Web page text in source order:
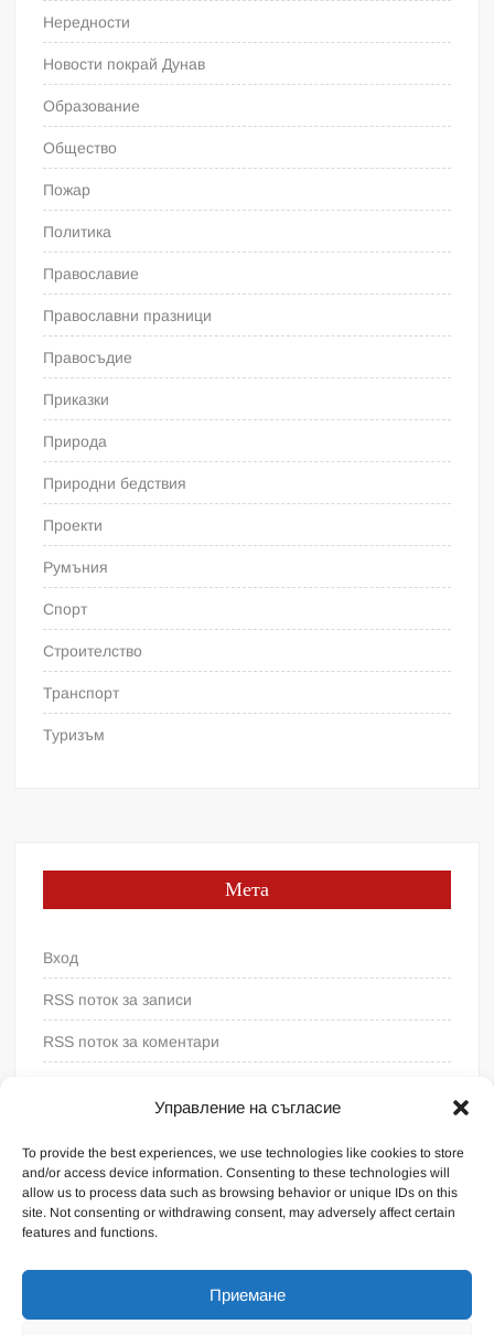
Управление на съгласие
To provide the best experiences, we use technologies like cookies to store
and/or access device information. Consenting to these technologies will
allow us to process data such as browsing behavior or unique IDs on this
site. Not consenting or withdrawing consent, may adversely affect certain
features and functions.
Приемане
Нередности
Новости покрай Дунав
Образование
Общество
Пожар
Политика
Православие
Православни празници
Правосъдие
Приказки
Природа
Природни бедствия
Проекти
Румъния
Спорт
Строителство
Транспорт
Туризъм
Мета
Вход
RSS поток за записи
RSS поток за коментари